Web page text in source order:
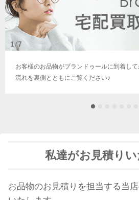
お客様のお品物がブランドゥールに到着し
流れを裏側とともにご覧ください♪
私達がお見積り
お品物のお見積りを担当する当